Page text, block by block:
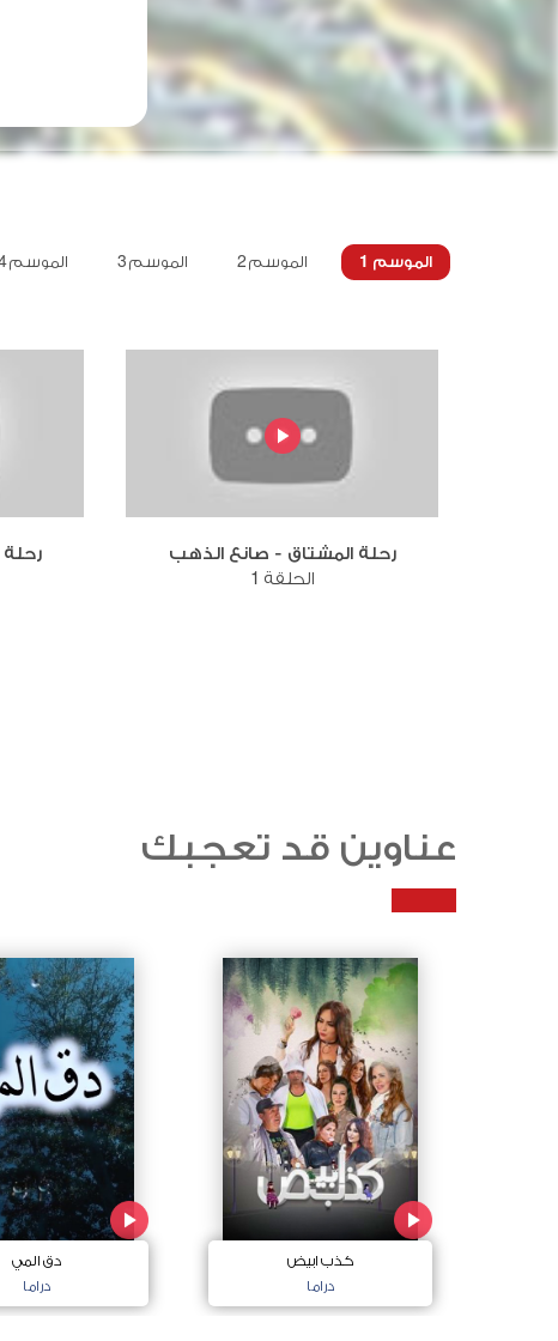
الموسم 1 الموسم 2 الموسم 3 الموسم 4
رحلة المشتاق - صانع الذهب
الحلقة 1
عناوين قد تعجبك
كذب ابيض
دراما
دق المي
دراما